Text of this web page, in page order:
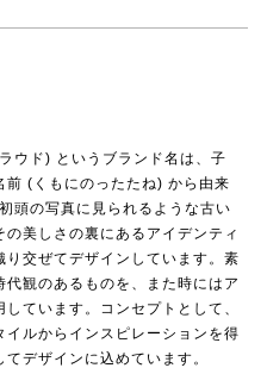
ウド) というブランド名は、子
前 (くもにのったたね) から由来
頭の写真に見られるような古い
美しさの裏にあるアイデンティ
交ぜてデザインしています。素
観のあるものを、また時にはア
ています。コンセプトとして、
ルからインスピレーションを得
デザインに込めています。